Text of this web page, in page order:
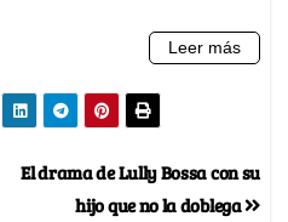
El drama de Lully Bossa con su
hijo que no la doblega